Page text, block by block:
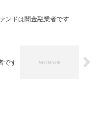
ンドは闇金融業者です
です